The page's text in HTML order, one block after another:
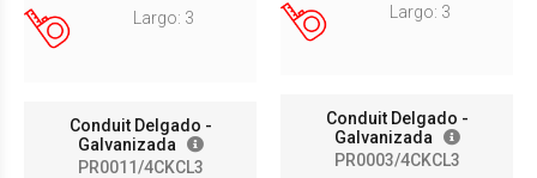
Largo: 3
Conduit Delgado -
Galvanizada
PR0011/4CKCL3
Largo: 3
Conduit Delgado -
Galvanizada
PR0003/4CKCL3